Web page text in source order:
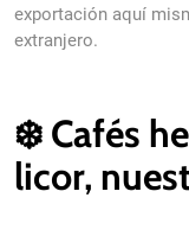
exportación aquí
extranjero.
❄️ Cafés
licor,